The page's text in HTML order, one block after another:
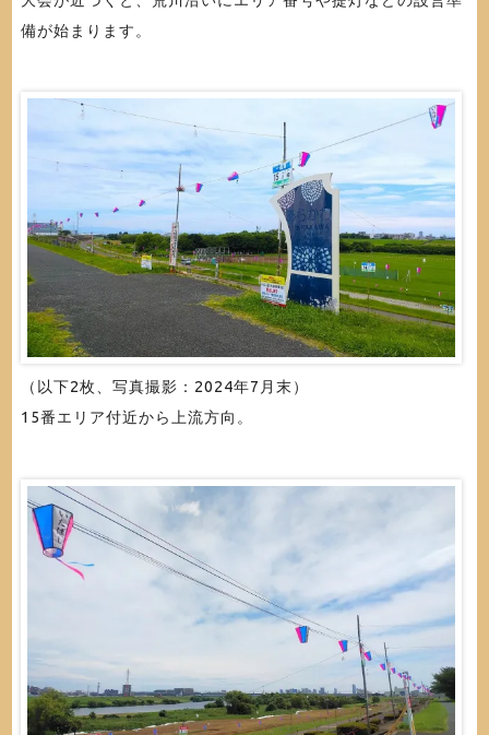
備が始まります。
（以下2枚、写真撮影：2024年7月末）
15番エリア付近から上流方向。